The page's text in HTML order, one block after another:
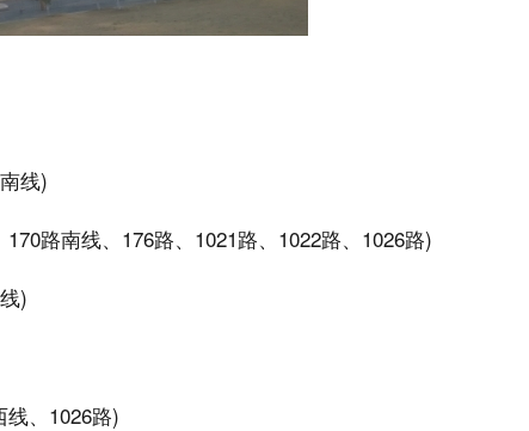
线)
路南线、176路、1021路、1022路、1026路)
)
、1026路)